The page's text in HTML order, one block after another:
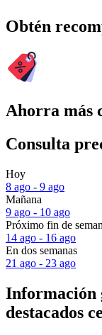
Obtén
Ahorra más
Consulta
Hoy
8 ago - 9 ago
Mañana
9 ago - 10 ago
Próximo fin de
14 ago - 16 ago
En dos semanas
21 ago - 23 ago
Información
destacados